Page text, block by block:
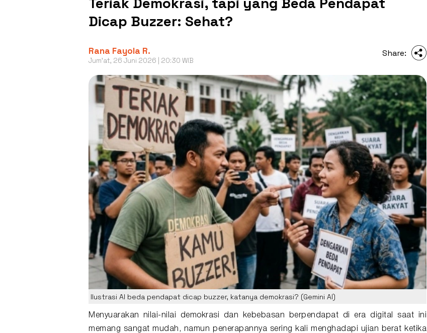
Dicap Buzzer: Sehat?
Rana Fayola R.
Jum'at, 26 Juni 2026 | 20:30 WIB
Share:
Ilustrasi AI beda pendapat dicap buzzer, katanya demokrasi? (Gemini AI)
Menyuarakan nilai-nilai demokrasi
dan kebebasan berpendapat di era digital saat ini
memang sangat mudah, namun penerapannya sering kali menghadapi ujian berat ketika